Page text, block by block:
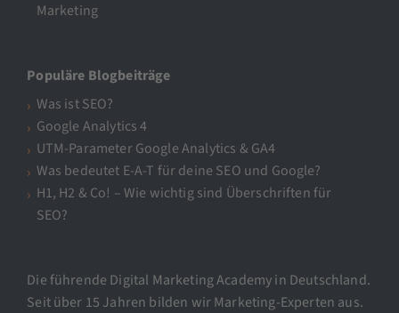
Marketing
Populäre Blogbeiträge
Was ist SEO?
Google Analytics 4
UTM-Parameter Google Analytics & GA4
Was bedeutet E-A-T für deine SEO und Google?
H1, H2 & Co! – Wie wichtig sind Überschriften für
SEO?
Die führende Digital Marketing Academy in Deutschland.
Seit über 15 Jahren bilden wir Marketing-Experten aus.